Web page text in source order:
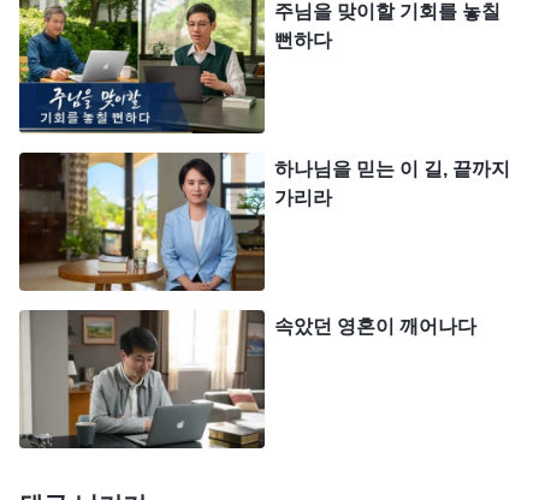
이 원하는 명예와 이익을 거머쥐기 위해 기꺼이, 그
리고 무의식적으로 자신의 몸과 마음, 심지어 자신의
모든 것, 미래와 운명마저 사탄에게 확실하게 넘겨
버린다. 그러고는 이에 대해 전혀 의구심을 갖지 않
고, 자신에게 속한 것을 되찾을 줄도 모른다. 사람이
사탄을 이렇게 의지하고 사탄에게 충성하게 된 이상
스스로를 통제할 수 있겠느냐? 틀림없이 불가능할
것이다. 사탄에게 완전히 지배당하고, 그 늪에 빠져
헤어 나올 수 없게 된다. 사람이 명예와 이익에 사로
잡히면 광명도, 정의도, 아름다움과 선함도 더 이상
구하지 않게 된다. 사람에게 명예와 이익의 유혹이
너무나 강할 뿐만 아니라, 이것들은 사람이 평생 동
주님을 맞이할 기회를 놓칠
뻔하다
하나님을 믿는 이 길, 끝까지
가리라
속았던 영혼이 깨어나다